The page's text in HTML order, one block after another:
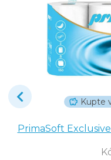
Kupte
PrimaSoft